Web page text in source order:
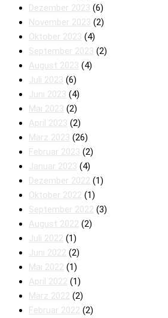
Dezember 2023 (6)
November 2023 (2)
Oktober 2023 (4)
September 2023 (2)
August 2023 (4)
Juli 2023 (6)
Juni 2023 (4)
Mai 2023 (2)
April 2023 (2)
März 2023 (26)
Februar 2023 (2)
Januar 2023 (4)
Dezember 2022 (1)
Oktober 2022 (1)
September 2022 (3)
August 2022 (2)
Juli 2022 (1)
Juni 2022 (2)
Mai 2022 (1)
April 2022 (1)
März 2022 (2)
Februar 2022 (2)